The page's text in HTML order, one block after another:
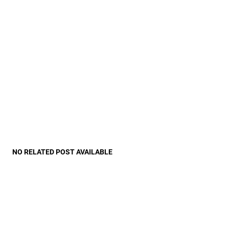
NO RELATED POST AVAILABLE